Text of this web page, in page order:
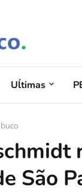
Uĺtimas
São